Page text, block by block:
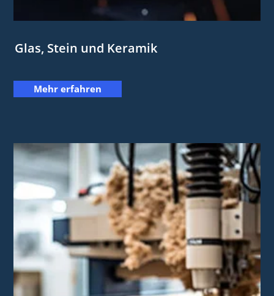
Glas, ​Stein und Keramik​
Mehr erfahren